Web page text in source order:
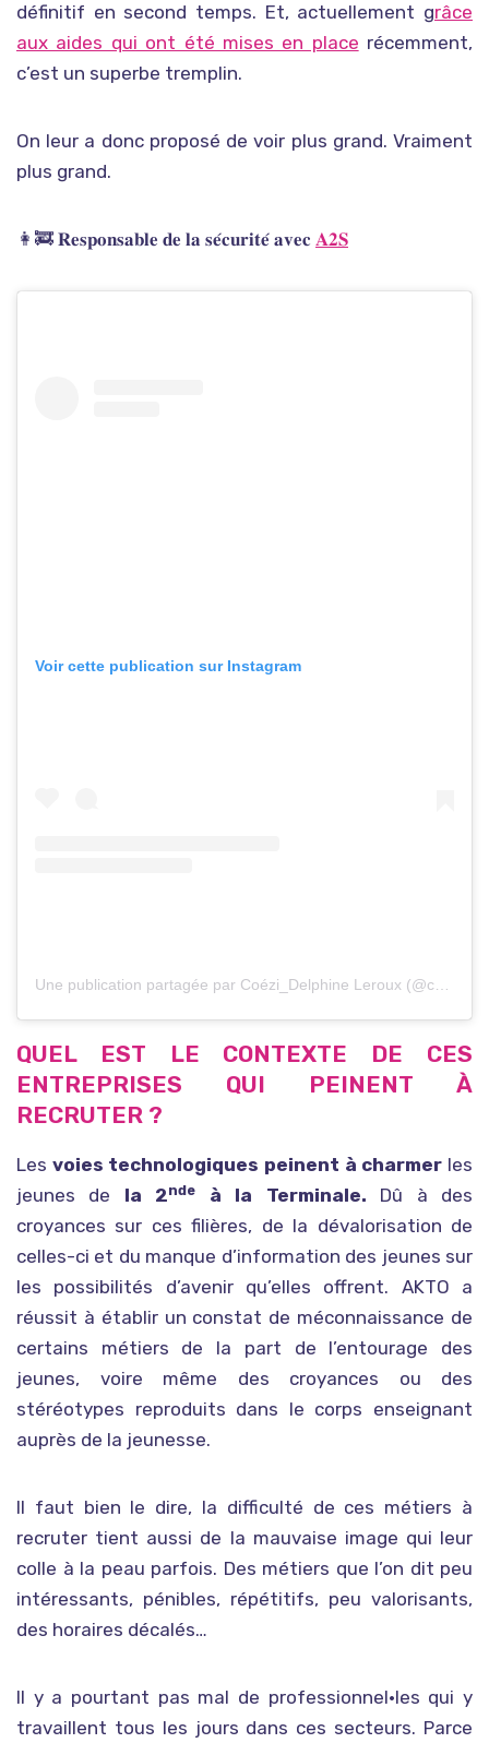
définitif en second temps. Et, actuellement grâce
aux aides qui ont été mises en place récemment,
c’est un superbe tremplin.
On leur a donc proposé de voir plus grand. Vraiment
plus grand.
👩‍🚒 𝐑𝐞𝐬𝐩𝐨𝐧𝐬𝐚𝐛𝐥𝐞 𝐝𝐞 𝐥𝐚 𝐬𝐞́𝐜𝐮𝐫𝐢𝐭𝐞́ 𝐚𝐯𝐞𝐜 𝐀𝟐𝐒
Voir cette publication sur Instagram
Une publication partagée par Coézi_Delphine Leroux (@coezidelphineleroux)
QUEL EST LE CONTEXTE DE CES
ENTREPRISES QUI PEINENT À
RECRUTER ?
Les voies technologiques peinent à charmer les
jeunes de la 2nde à la Terminale. Dû à des
croyances sur ces filières, de la dévalorisation de
celles-ci et du manque d’information des jeunes sur
les possibilités d’avenir qu’elles offrent. AKTO a
réussit à établir un constat de méconnaissance de
certains métiers de la part de l’entourage des
jeunes, voire même des croyances ou des
stéréotypes reproduits dans le corps enseignant
auprès de la jeunesse.
Il faut bien le dire, la difficulté de ces métiers à
recruter tient aussi de la mauvaise image qui leur
colle à la peau parfois. Des métiers que l’on dit peu
intéressants, pénibles, répétitifs, peu valorisants,
des horaires décalés…
Il y a pourtant pas mal de professionnel•les qui y
travaillent tous les jours dans ces secteurs. Parce